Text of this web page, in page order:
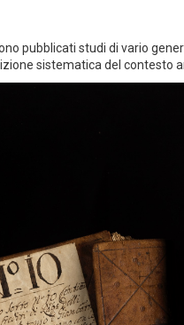
pubblicati studi di vario
sistematica del contesto